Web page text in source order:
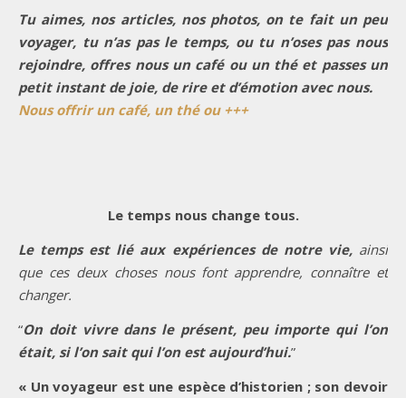
Tu aimes, nos articles, nos photos, on te fait un peu
voyager, tu n’as pas le temps, ou tu n’oses pas nous
rejoindre, offres nous un café ou un thé et passes un
petit instant de joie, de rire et d’émotion avec nous.
Nous offrir un café, un thé ou +++
Le temps nous change tous.
Le temps est lié aux expériences de notre vie, ainsi
que ces deux choses nous font apprendre, connaître et
changer.
“On doit vivre dans le présent, peu importe qui l’on
était, si l’on sait qui l’on est aujourd’hui.”
« Un voyageur est une espèce d’historien ; son devoir